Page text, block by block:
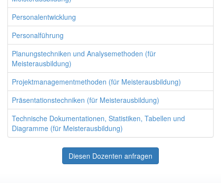
Personalentwicklung
Personalführung
Planungstechniken und Analysemethoden (für
Meisterausbildung)
Projektmanagementmethoden (für Meisterausbildung)
Präsentationstechniken (für Meisterausbildung)
Technische Dokumentationen, Statistiken, Tabellen und
Diagramme (für Meisterausbildung)
Diesen Dozenten anfragen